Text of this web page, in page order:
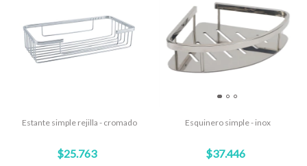
Estante simple rejilla - cromado
$25.763
Esquinero simple - inox
$37.446